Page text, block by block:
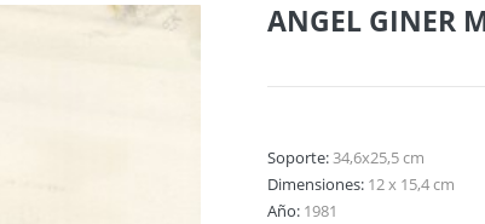
ANGEL GINER
Soporte:34,6x25,5 cm
Dimensiones: 12 x 15,4 cm
Año: 1981